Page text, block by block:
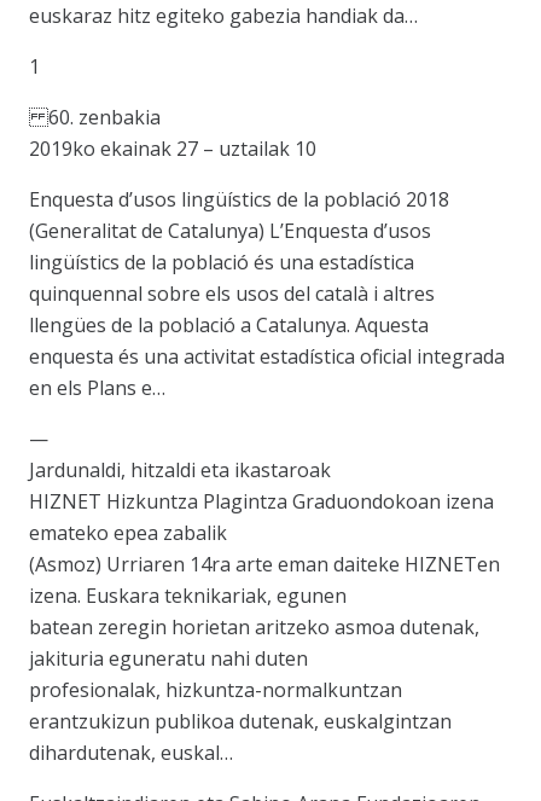
euskaraz hitz egiteko gabezia handiak da…
1
60. zenbakia
2019ko ekainak 27 – uztailak 10
Enquesta d’usos lingüístics de la població 2018
(Generalitat de Catalunya) L’Enquesta d’usos
lingüístics de la població és una estadística
quinquennal sobre els usos del català i altres
llengües de la població a Catalunya. Aquesta
enquesta és una activitat estadística oficial integrada
en els Plans e…
—
Jardunaldi, hitzaldi eta ikastaroak
HIZNET Hizkuntza Plagintza Graduondokoan izena
emateko epea zabalik
(Asmoz) Urriaren 14ra arte eman daiteke HIZNETen
izena. Euskara teknikariak, egunen
batean zeregin horietan aritzeko asmoa dutenak,
jakituria eguneratu nahi duten
profesionalak, hizkuntza-normalkuntzan
erantzukizun publikoa dutenak, euskalgintzan
dihardutenak, euskal…